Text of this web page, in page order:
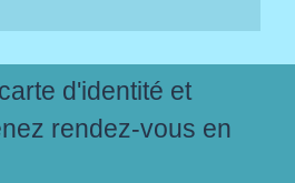
d'identité et
rendez-vous en